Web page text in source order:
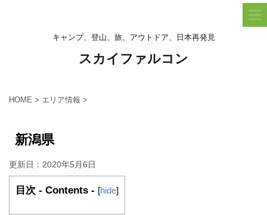
キャンプ、登山、旅、アウトドア、日本再発見
スカイファルコン
HOME > エリア情報 >
新潟県
更新日： 2020年5月6日
目次 - Contents - [hide]